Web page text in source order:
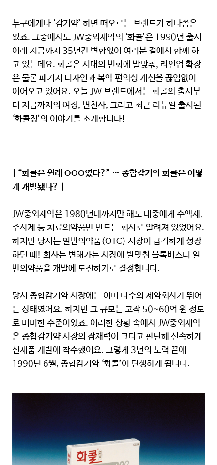
누구에게나 ‘감기약’ 하면 떠오르는 브랜드가 하나쯤은
있죠. 그중에서도 JW중외제약의 ‘화콜’은 1990년 출시
이래 지금까지 35년간 변함없이 여러분 곁에서 함께 하
고 있는데요. 화콜은 시대의 변화에 발맞춰, 라인업 확장
은 물론 패키지 디자인과 복약 편의성 개선을 끊임없이
이어오고 있어요. 오늘 JW 브랜드에서는 화콜의 출시부
터 지금까지의 여정, 변천사, 그리고 최근 리뉴얼 출시된
‘화콜정’의 이야기를 소개합니다!
| “화콜은 원래 OOO였다?” … 종합감기약 화콜은 어떻
게 개발됐나? |
JW중외제약은 1980년대까지만 해도 대중에게 수액제,
주사제 등 치료의약품만 만드는 회사로 알려져 있었어요.
하지만 당시는 일반의약품(OTC) 시장이 급격하게 성장
하던 때! 회사는 변해가는 시장에 발맞춰 블록버스터 일
반의약품을 개발에 도전하기로 결정합니다.
당시 종합감기약 시장에는 이미 다수의 제약회사가 뛰어
든 상태였어요. 하지만 그 규모는 고작 50~60억 원 정도
로 미미한 수준이었죠. 이러한 상황 속에서 JW중외제약
은 종합감기약 시장의 잠재력이 크다고 판단해 신속하게
신제품 개발에 착수했어요. 그렇게 3년의 노력 끝에
1990년 6월, 종합감기약 ‘화콜’이 탄생하게 됩니다.